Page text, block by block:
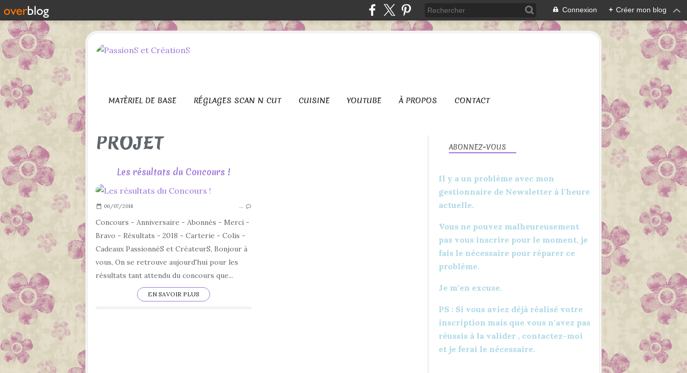
Connexion + Créer mon blog
MATÈRIEL DE BASE RÉGLAGES SCAN N CUT CUISINE YOUTUBE À PROPOS CONTACT
PROJET
Les résultats du Concours !
06/07/2018 …
Concours - Anniversaire - Abonnés - Merci -
Bravo - Résultats - 2018 - Carterie - Colis -
Cadeaux PassionnéS et CréateurS, Bonjour à
vous, On se retrouve aujourd'hui pour les
résultats tant attendu du concours que...
EN SAVOIR PLUS
ABONNEZ-VOUS
Il y a un problème avec mon
gestionnaire de Newsletter à l'heure
actuelle.
Vous ne pouvez malheureusement
pas vous inscrire pour le moment, je
fais le nécessaire pour réparer ce
problème.
Je m'en excuse.
PS : Si vous aviez déjà réalisé votre
inscription mais que vous n'avez pas
réussis à la valider , contactez-moi
et je ferai le nécessaire.